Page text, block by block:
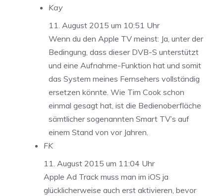
Kay
11. August 2015 um 10:51 Uhr
Wenn du den Apple TV meinst: Ja, unter der
Bedingung, dass dieser DVB-S unterstützt
und eine Aufnahme-Funktion hat und somit
das System meines Fernsehers vollständig
ersetzen könnte. Wie Tim Cook schon
einmal gesagt hat, ist die Bedienoberfläche
sämtlicher sogenannten Smart TV’s auf
einem Stand von vor Jahren.
FK
11. August 2015 um 11:04 Uhr
Apple Ad Track muss man im iOS ja
glücklicherweise auch erst aktivieren, bevor